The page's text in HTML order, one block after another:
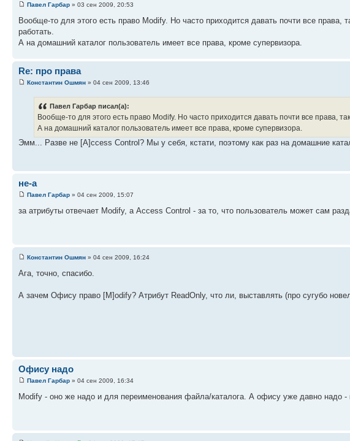
Павел Гарбар » 03 сен 2009, 20:53
Вообще-то для этого есть право Modify. Но часто приходится давать почти все
работать.
А на домашний каталог пользователь имеет все права, кроме супервизора.
Re: про права
Константин Ошмян » 04 сен 2009, 13:46
Павел Гарбар писал(а):
Вообще-то для этого есть право Modify. Но часто приходится давать почти все права,
А на домашний каталог пользователь имеет все права, кроме супервизора.
Эмм... Разве не [A]ccess Control? Мы у себя, кстати, поэтому как раз на домашние
не-а
Павел Гарбар » 04 сен 2009, 15:07
за атрибуты отвечает Modify, а Access Control - за то, что пользователь может сам
Константин Ошмян » 04 сен 2009, 16:24
Ага, точно, спасибо.
А зачем Офису право [M]odify? Атрибут ReadOnly, что ли, выставлять (про сугубо
Офису надо
Павел Гарбар » 04 сен 2009, 16:34
Modify - оно же надо и для переименования файла/каталога. А офису уже давно надо -